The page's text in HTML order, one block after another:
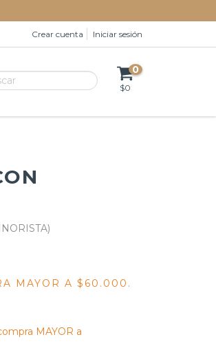
Crear cuenta Iniciar sesión
0
$0
MAYOR A $60.000.
MAYOR a